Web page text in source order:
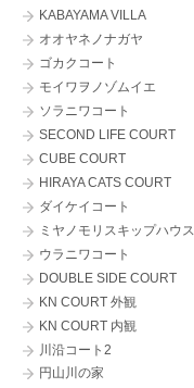
KABAYAMA VILLA
オオヤネノナガヤ
ゴカクコート
モイワヲノゾムイエ
ソラニワコート
SECOND LIFE COURT
CUBE COURT
HIRAYA CATS COURT
ダイケイコート
ミヤノモリスキップハウス
ウラニワコート
DOUBLE SIDE COURT
KN COURT 外観
KN COURT 内観
川沿コート2
円山川の家